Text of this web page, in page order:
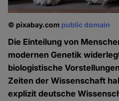
© pixabay.com public domain
Die Einteilung von
modernen Genetik
biologistische
Zeiten der Wissenschaft
explizit deutsche